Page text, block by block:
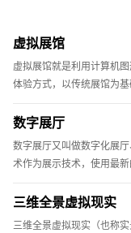
虚拟展馆
虚拟展馆就是利用计算机
体验方式，以传统展馆为
虚拟展馆的出现，使更为
品，用在线互动的方式体
数字展厅
数字展厅又叫做数字化展
术作为展示技术，使用最
集各种多媒体展览展示系
球幕影厅、迎宾地幕系统
三维全景虚拟现实
三维全景虚拟现实（也称